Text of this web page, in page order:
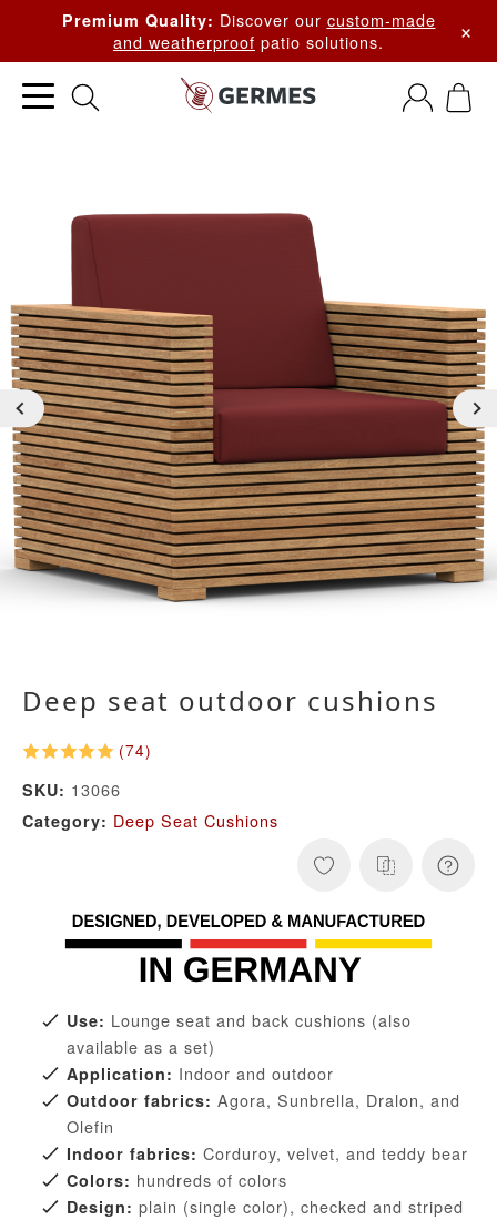
Premium Quality: Discover our custom-made
and weatherproof patio solutions. ×
Deep seat outdoor cushions
(74)
SKU: 13066
Category: Deep Seat Cushions
Use: Lounge seat and back cushions (also
available as a set)
Application: Indoor and outdoor
Outdoor fabrics: Agora, Sunbrella, Dralon, and
Olefin
Indoor fabrics: Corduroy, velvet, and teddy bear
Colors: hundreds of colors
Design: plain (single color), checked and striped